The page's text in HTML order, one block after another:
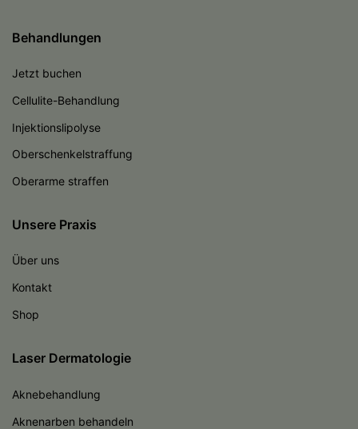
Behandlungen
Jetzt buchen
Cellulite-Behandlung
Injektionslipolyse
Oberschenkelstraffung
Oberarme straffen
Unsere Praxis
Über uns
Kontakt
Shop
Laser Dermatologie
Aknebehandlung
Aknenarben behandeln